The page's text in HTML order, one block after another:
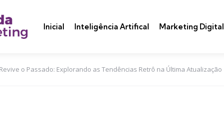
Inicial Inteligência Artifical Marketing Digital
o Passado: Explorando as Tendências Retrô na Última Atualização